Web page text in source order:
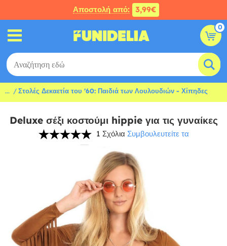
Αποστολή από: 3,99€
0
... Στολές Δεκαετία του '60: Παιδιά των Λουλουδιών - Χίπηδες
Deluxe σέξι κοστούμι hippie για τις γυναίκες
1 Σχόλια Συμβουλευτείτε τα